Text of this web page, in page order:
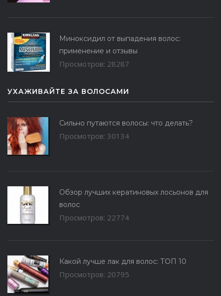
Миноксидил от выпадения волос:
применение и отзывы
Просмотров: 28287
УХАЖИВАЙТЕ ЗА ВОЛОСАМИ
Сильно путаются волосы: что делать?
Просмотров: 30134
Обзор лучших кератиновых лосьонов для
волос
Просмотров: 22774
Какой лучше лак для волос: ТОП 10
Просмотров: 20795